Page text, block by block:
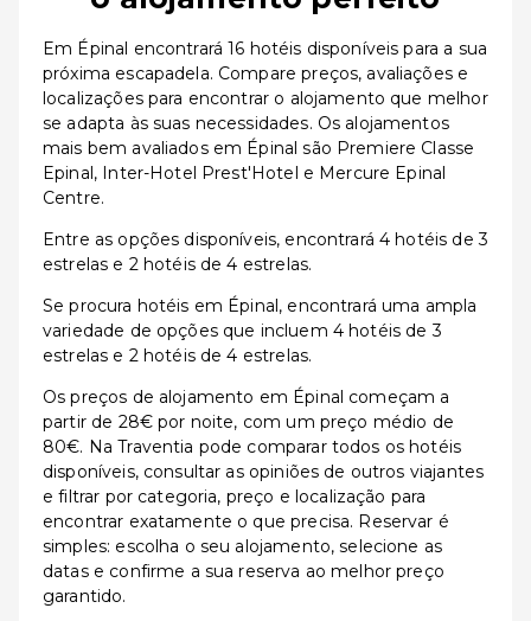
Em Épinal encontrará 16 hotéis disponíveis para a sua
próxima escapadela. Compare preços, avaliações e
localizações para encontrar o alojamento que melhor
se adapta às suas necessidades. Os alojamentos
mais bem avaliados em Épinal são Premiere Classe
Epinal, Inter-Hotel Prest'Hotel e Mercure Epinal
Centre.
Entre as opções disponíveis, encontrará 4 hotéis de 3
estrelas e 2 hotéis de 4 estrelas.
Se procura hotéis em Épinal, encontrará uma ampla
variedade de opções que incluem 4 hotéis de 3
estrelas e 2 hotéis de 4 estrelas.
Os preços de alojamento em Épinal começam a
partir de 28€ por noite, com um preço médio de
80€. Na Traventia pode comparar todos os hotéis
disponíveis, consultar as opiniões de outros viajantes
e filtrar por categoria, preço e localização para
encontrar exatamente o que precisa. Reservar é
simples: escolha o seu alojamento, selecione as
datas e confirme a sua reserva ao melhor preço
garantido.